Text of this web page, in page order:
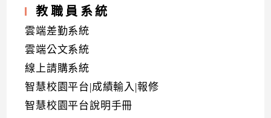
教職員系統
雲端差勤系統
雲端公文系統
線上請購系統
智慧校園平台|成績輸入|報修
智慧校園平台說明手冊